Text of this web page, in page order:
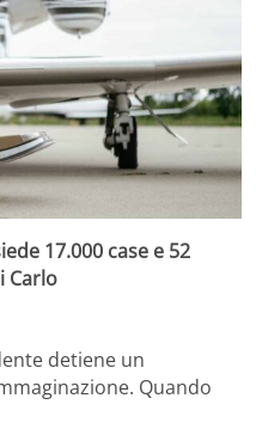
17.000 case e 52
Carlo
detiene un
Quando